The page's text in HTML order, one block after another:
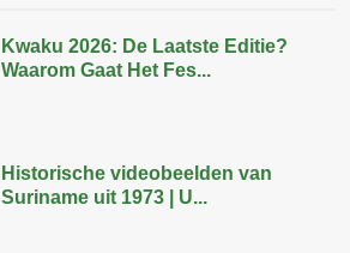
Kwaku 2026: De Laatste Editie?
Waarom Gaat Het Fes...
Historische videobeelden van
Suriname uit 1973 | U...